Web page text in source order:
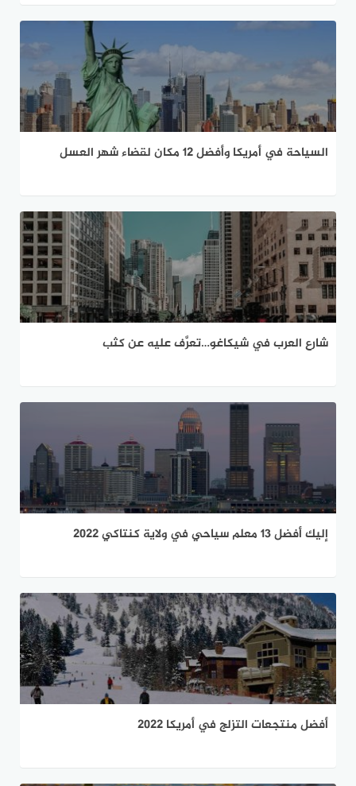
السياحة في أمريكا وأفضل 12 مكان لقضاء شهر العسل
شارع العرب في شيكاغو…تعرَّف عليه عن كثب
إليك أفضل 13 معلم سياحي في ولاية كنتاكي 2022
أفضل منتجعات التزلج في أمريكا 2022